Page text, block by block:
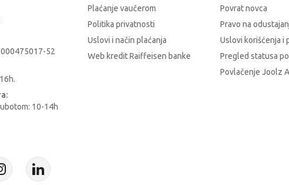
52
10-14h
Plaćanje vaučerom
Politika privatnosti
Uslovi i način plaćanja
Web kredit Raiffeisen banke
Povrat novca
Pravo na
Uslovi korišćenja i
Pregled statusa
Povlačenje Joolz